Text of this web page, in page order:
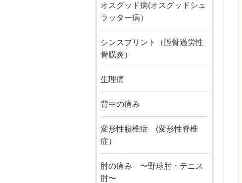
オスグッド病(オスグッドシュ
ラッター病）
シンスプリント（脛骨過労性
骨膜炎）
生理痛
背中の痛み
変形性腰椎症 (変形性脊椎
症）
肘の痛み 〜野球肘・テニス
肘〜